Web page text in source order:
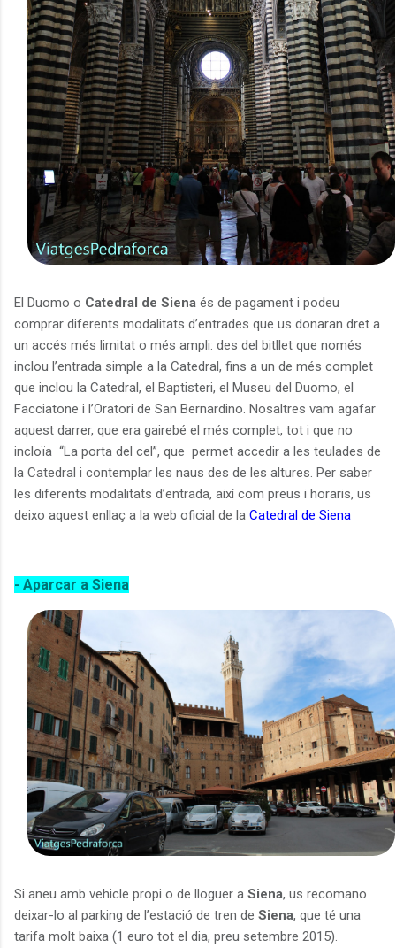
El Duomo o Catedral de Siena és de pagament i podeu
comprar diferents modalitats d’entrades que us donaran dret a
un accés més limitat o més ampli: des del bitllet que només
inclou l’entrada simple a la Catedral, fins a un de més complet
que inclou la Catedral, el Baptisteri, el Museu del Duomo, el
Facciatone i l’Oratori de San Bernardino. Nosaltres vam agafar
aquest darrer, que era gairebé el més complet, tot i que no
incloïa “La porta del cel”, que permet accedir a les teulades de
la Catedral i contemplar les naus des de les altures. Per saber
les diferents modalitats d’entrada, així com preus i horaris, us
deixo aquest enllaç a la web oficial de la Catedral de Siena
- Aparcar a Siena
Si aneu amb vehicle propi o de lloguer a Siena, us recomano
deixar-lo al parking de l’estació de tren de Siena, que té una
tarifa molt baixa (1 euro tot el dia, preu setembre 2015).